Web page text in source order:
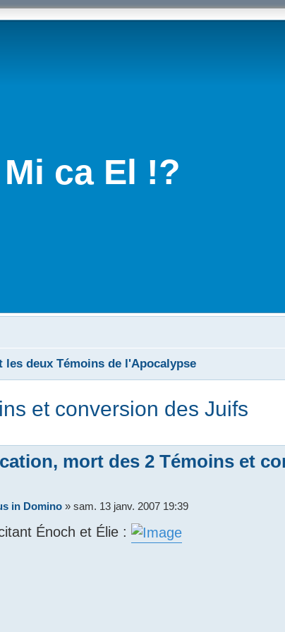
Mi ca El !?
les deux Témoins de l'Apocalypse
et conversion des Juifs
mort des 2 Témoins et
in Domino »sam. 13 janv. 2007 19:39
Énoch et Élie :